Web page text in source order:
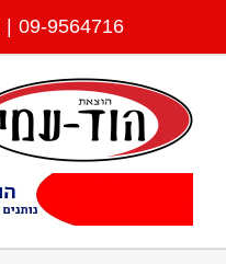
09-9564716
|